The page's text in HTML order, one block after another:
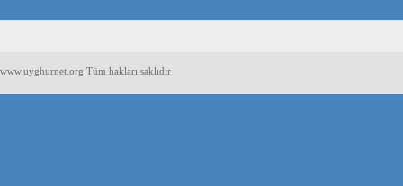
www.uyghurnet.org Tüm hakları saklıdır